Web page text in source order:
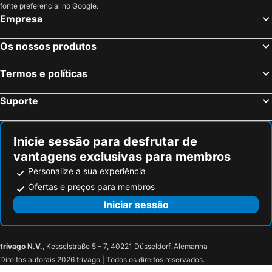
Thoiry, Ródano-Alpes Hotéis
Nice, Provença-Alpes-Costa Azul Hotéis
Estrasburgo, Alsácia Hotéis
Bordéus, Aquitânia Hotéis
Colmar, Alsácia Hotéis
fonte preferencial no Google.
Empresa
Os nossos produtos
Termos e políticas
Suporte
Inicie sessão para desfrutar de
vantagens exclusivas para membros
Personalize a sua experiência
Ofertas e preços para membros
Iniciar sessão
trivago N.V., Kesselstraße 5 – 7, 40221 Düsseldorf, Alemanha
Direitos autorais 2026 trivago | Todos os direitos reservados.